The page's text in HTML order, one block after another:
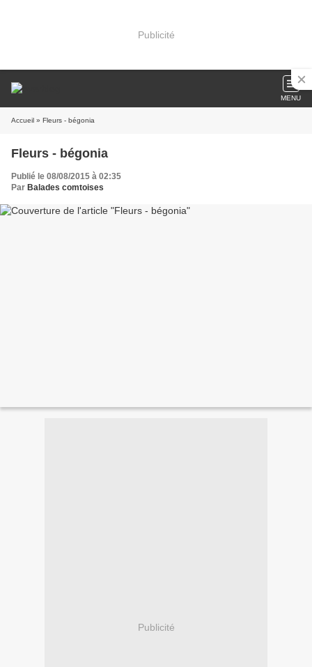
Publicité
MENU
Accueil » Fleurs - bégonia
Fleurs - bégonia
Publié le 08/08/2015 à 02:35
Par Balades comtoises
Publicité